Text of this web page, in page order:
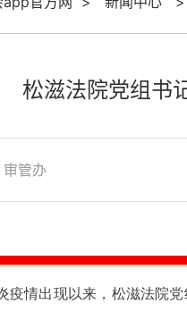
松滋法院党组书
审管办
疫情出现以来，松滋法院党